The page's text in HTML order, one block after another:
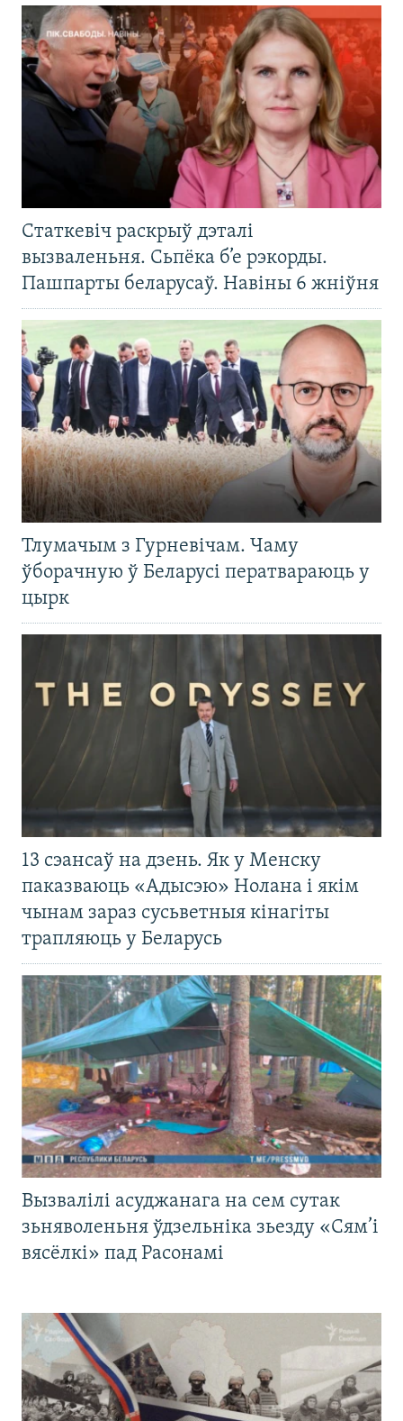
Статкевіч раскрыў дэталі
вызваленьня. Сьпёка б’е рэкорды.
Пашпарты беларусаў. Навіны 6 жніўня
Тлумачым з Гурневічам. Чаму
ўборачную ў Беларусі ператвараюць у
цырк
13 сэансаў на дзень. Як у Менску
паказваюць «Адысэю» Нолана і якім
чынам зараз сусьветныя кінагіты
трапляюць у Беларусь
Вызвалілі асуджанага на сем сутак
зьняволеньня ўдзельніка зьезду «Сям’і
вясёлкі» пад Расонамі